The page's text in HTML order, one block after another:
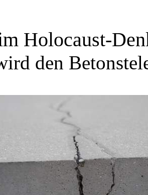
Holocaust-
den